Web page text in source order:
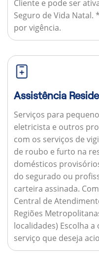
Cliente e pode ser
Seguro de Vida
por vigência.
Assistência
Serviços para
eletricista e outros
com os serviços de
de roubo e furto na
domésticos
do segurado ou
carteira assinada.
Central de
Regiões
localidades) Escolha
serviço que deseja